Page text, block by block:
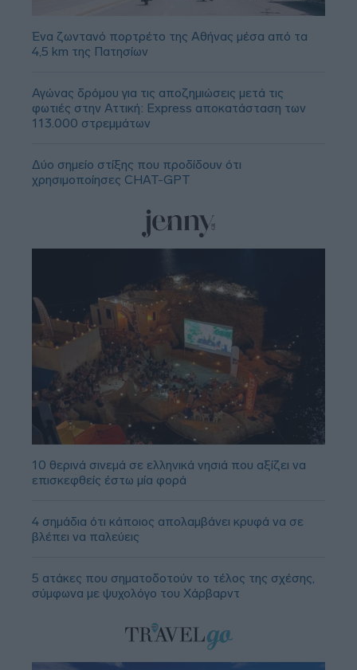
Ένα ζωντανό πορτρέτο της Αθήνας μέσα από τα
4,5 km της Πατησίων
Αγώνας δρόμου για τις αποζημιώσεις μετά τις
φωτιές στην Αττική: Express αποκατάσταση των
113.000 στρεμμάτων
Δύο σημείο στίξης που προδίδουν ότι
χρησιμοποίησες CHAT-GPT
10 θερινά σινεμά σε ελληνικά νησιά που αξίζει να
επισκεφθείς έστω μία φορά
4 σημάδια ότι κάποιος απολαμβάνει κρυφά να σε
βλέπει να παλεύεις
5 ατάκες που σηματοδοτούν το τέλος της σχέσης,
σύμφωνα με ψυχολόγο του Χάρβαρντ